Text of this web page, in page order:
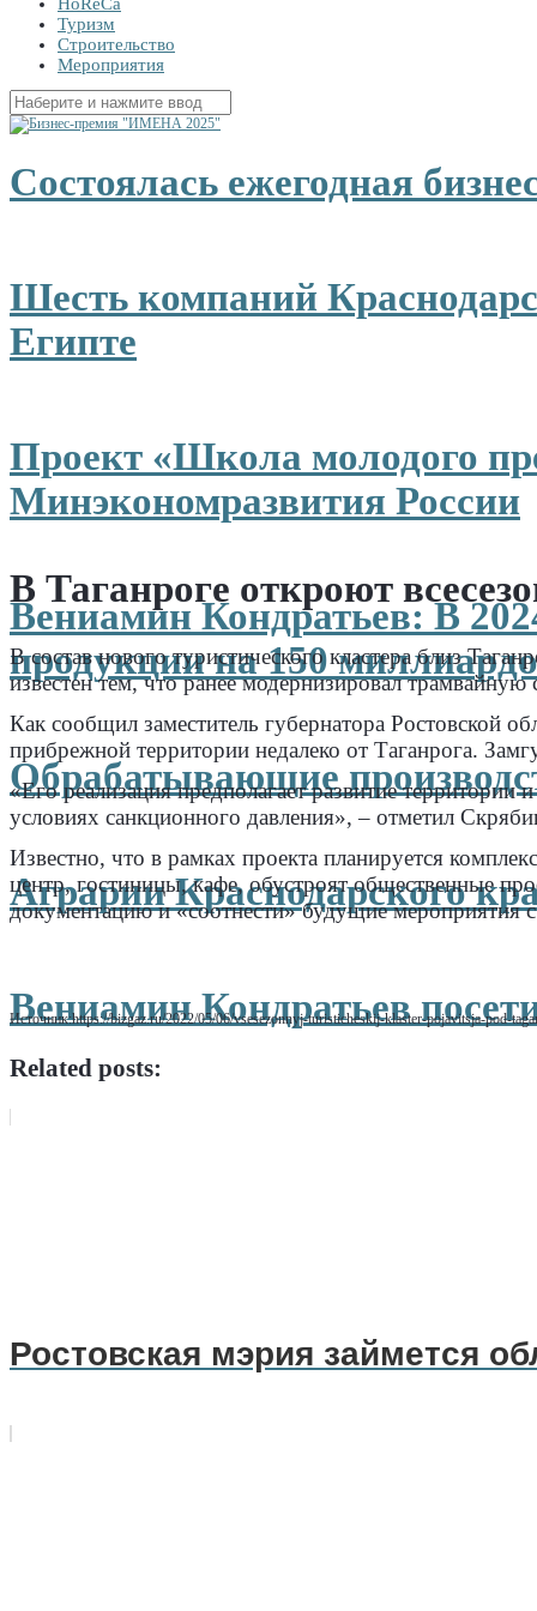
Туризм
Строительство
Мероприятия
Найти:
Состоялась ежегодная
Шесть компаний
Египте
Проект «Школа молодого
Минэкономразвития России
Вениамин Кондратьев: В
продукции на 150
Обрабатывающие
Аграрии Краснодарского
Вениамин Кондратьев
В Таганроге откроют
В состав нового туристического кластера близ
известен тем, что ранее модернизировал трамвайную
Как сообщил заместитель губернатора Ростовской
прибрежной территории недалеко от Таганрога.
«Его реализация предполагает развитие
условиях санкционного давления», – отметил
Известно, что в рамках проекта планируется
центр, гостиницы, кафе, обустроят общественные
документацию и «соотнести» будущие мероприятия
.
Источник:https://bizgaz.ru/2022/05/06/vsesezonnyj-turisticheskij-klaster-pojavitsja-pod-
Related posts:
Ростовская мэрия займется